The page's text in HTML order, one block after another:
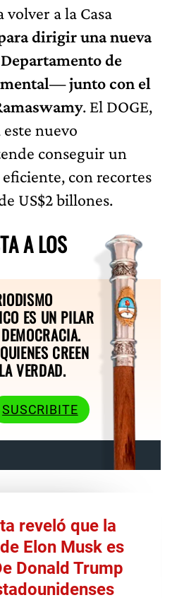
volver a la Casa
dirigir una nueva
de
junto con el
. El DOGE,
este nuevo
conseguir un
con recortes
US$2 billones.
A LOS
ES UN PILAR
CREEN
VERDAD.
SUSCRIBITE
reveló que la
Elon Musk es
Donald Trump